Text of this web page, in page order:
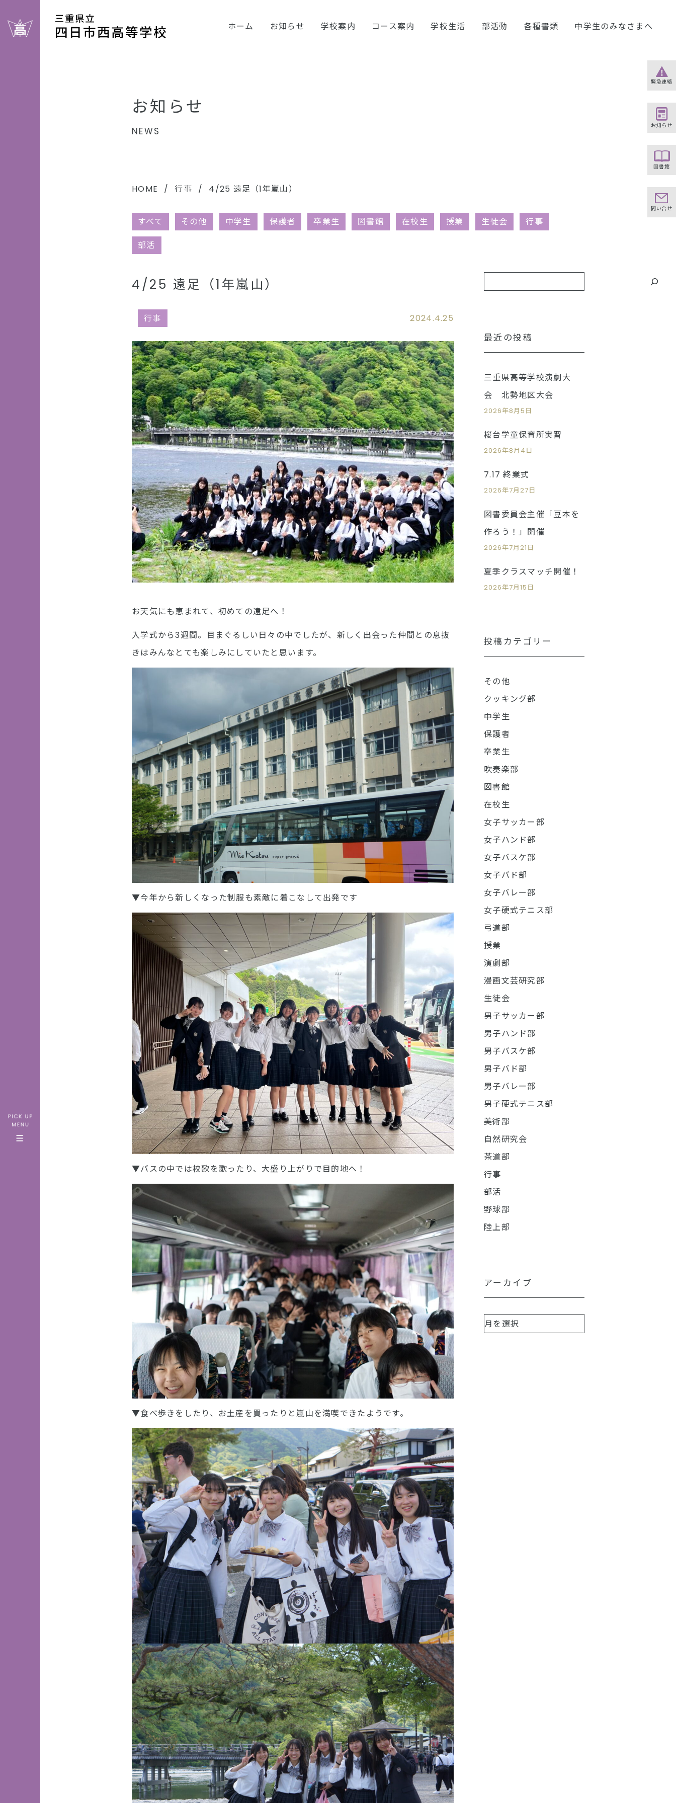
ホーム お知らせ 学校案内 コース案内 学校生活 部活動 各種書類 中学生のみなさまへ
お知らせ
NEWS
HOME 行事 4/25 遠足（1年嵐山）
すべて その他 中学生 保護者 卒業生 図書館 在校生 授業 生徒会 行事
部活
4/25 遠足（1年嵐山）
2024.4.25
行事
お天気にも恵まれて、初めての遠足へ！
入学式から3週間。目まぐるしい日々の中でしたが、新しく出会った仲間との息抜
きはみんなとても楽しみにしていたと思います。
▼今年から新しくなった制服も素敵に着こなして出発です
▼バスの中では校歌を歌ったり、大盛り上がりで目的地へ！
▼食べ歩きをしたり、お土産を買ったりと嵐山を満喫できたようです。
最近の投稿
三重県高等学校演劇大
会 北勢地区大会
2026年8月5日
桜台学童保育所実習
2026年8月4日
7.17 終業式
2026年7月27日
図書委員会主催「豆本を
作ろう！」開催
2026年7月21日
夏季クラスマッチ開催！
2026年7月15日
投稿カテゴリー
その他
クッキング部
中学生
保護者
卒業生
吹奏楽部
図書館
在校生
女子サッカー部
女子ハンド部
女子バスケ部
女子バド部
女子バレー部
女子硬式テニス部
弓道部
授業
演劇部
漫画文芸研究部
生徒会
男子サッカー部
男子ハンド部
男子バスケ部
男子バド部
男子バレー部
男子硬式テニス部
美術部
自然研究会
茶道部
行事
部活
野球部
陸上部
アーカイブ
緊急連絡
お知らせ
図書館
問い合せ